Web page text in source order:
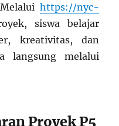
https://nyc-
siswa belajar
kreativitas, dan
langsung melalui
Proyek P5